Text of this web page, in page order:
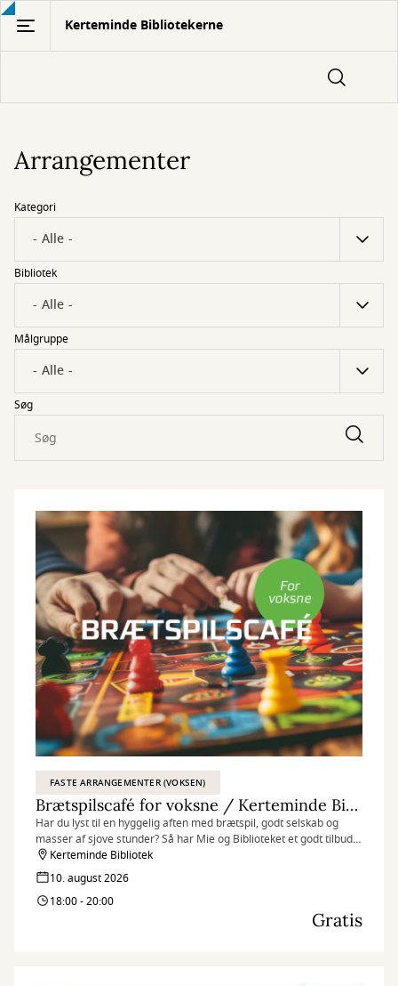
Gå
hovedindhold
Kerteminde Bibliotekerne
Arrangementer
Kategori
Bibliotek
Målgruppe
Søg
FASTE ARRANGEMENTER (VOKSEN)
Brætspilscafé for voksne / Kerteminde Bibliotek
Har du lyst til en hyggelig aften med brætspil, godt selskab og
masser af sjove stunder? Så har Mie og Biblioteket et godt tilbud
til dig!Kerteminde Bibliotek
10. august 2026
18:00 - 20:00
Gratis